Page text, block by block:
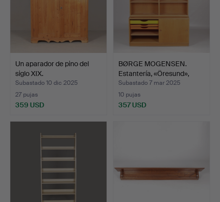
Un aparador de pino del
siglo XIX.
Subastado 10 dic 2025
27 pujas
359 USD
BØRGE MOGENSEN.
Estantería, «Öresund»,
Kar…
Subastado 7 mar 2025
10 pujas
357 USD